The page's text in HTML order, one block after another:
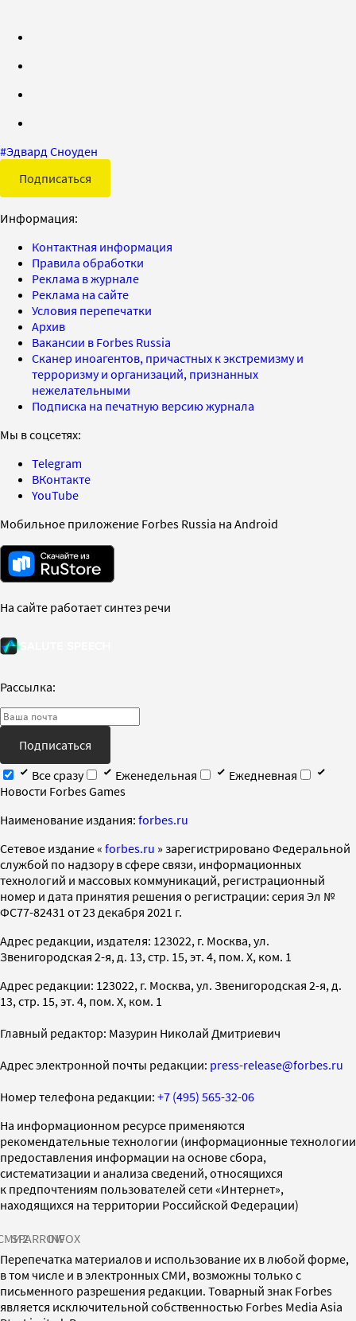
#Эдвард Сноуден
Подписаться
Информация:
Контактная информация
Правила обработки
Реклама в журнале
Реклама на сайте
Условия перепечатки
Архив
Вакансии в Forbes Russia
Сканер иноагентов, причастных к экстремизму и
терроризму и организаций, признанных
нежелательными
Подписка на печатную версию журнала
Мы в соцсетях:
Telegram
ВКонтакте
YouTube
Мобильное приложение Forbes Russia на Android
На сайте работает синтез речи
Рассылка:
Подписаться
Все сразу
Еженедельная
Ежедневная
Новости Forbes Games
Наименование издания: forbes.ru
Cетевое издание « forbes.ru » зарегистрировано Федеральной
службой по надзору в сфере связи, информационных
технологий и массовых коммуникаций, регистрационный
номер и дата принятия решения о регистрации: серия Эл №
ФС77-82431 от 23 декабря 2021 г.
Адрес редакции, издателя: 123022, г. Москва, ул.
Звенигородская 2-я, д. 13, стр. 15, эт. 4, пом. X, ком. 1
Адрес редакции: 123022, г. Москва, ул. Звенигородская 2-я, д.
13, стр. 15, эт. 4, пом. X, ком. 1
Главный редактор: Мазурин Николай Дмитриевич
Адрес электронной почты редакции: press-release@forbes.ru
Номер телефона редакции: +7 (495) 565-32-06
На информационном ресурсе применяются
рекомендательные технологии (информационные технологии
предоставления информации на основе сбора,
систематизации и анализа сведений, относящихся
к предпочтениям пользователей сети «Интернет»,
находящихся на территории Российской Федерации)
SPARROWINFOX
Перепечатка материалов и использование их в любой форме,
в том числе и в электронных СМИ, возможны только с
письменного разрешения редакции. Товарный знак Forbes
является исключительной собственностью Forbes Media Asia